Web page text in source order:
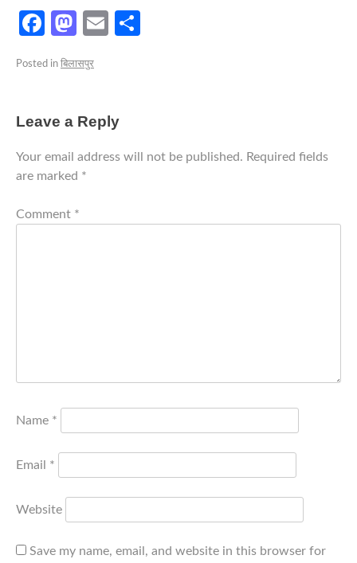
Facebook
Mastodon
Email
Posted in बिलासपुर
Leave a Reply
Your email address will not be published. Required fields
are marked *
Comment *
Name *
Email *
Website
Save my name, email, and website in this browser for